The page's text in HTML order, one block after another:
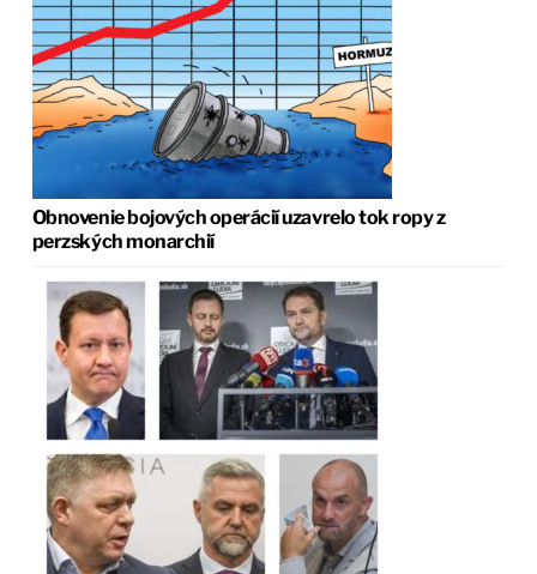
Obnovenie bojových operácií uzavrelo tok ropy z
perzských monarchií